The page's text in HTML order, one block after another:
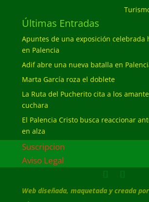
Últimas Entradas
Apuntes de una exposición celebrada
en Palencia
Adif abre una nueva batalla en
Marta García roza el doblete
La Ruta del Pucherito cita a los
cuchara
El Palencia Cristo busca reaccionar
en alza
Suscripcion
Aviso Legal
Web diseñada, maquetada y creada